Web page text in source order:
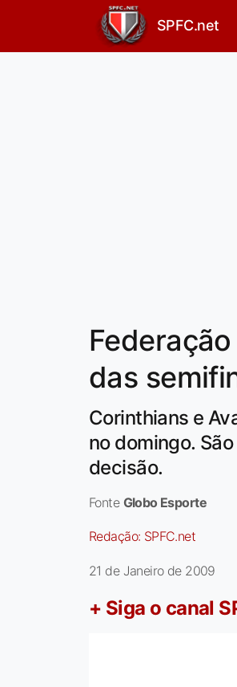
SPFC.net
das
Corinthians e
no domingo.
decisão.
Fonte Globo Esporte
Redação: SPFC.net
21 de Janeiro de 2009
+ Siga o canal